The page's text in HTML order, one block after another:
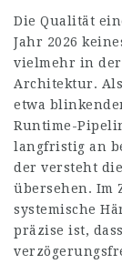
Die Qualität
Jahr 2026
vielmehr in der
Architektur.
etwa
Runtime-
langfristig an
der versteht
übersehen. Im
systemische
präzise ist,